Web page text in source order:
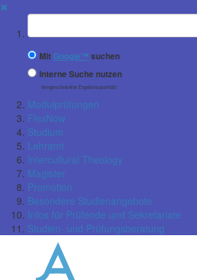
✖
Suchbegriff
Mit Google™ suchen
Interne Suche nutzen
(eingeschränkte Ergebnisqualität)
Modulprüfungen
FlexNow
Studium
Lehramt
Intercultural Theology
Magister
Promotion
Besondere Studienangebote
Infos für Prüfende und Sekretariate
Studien- und Prüfungsberatung